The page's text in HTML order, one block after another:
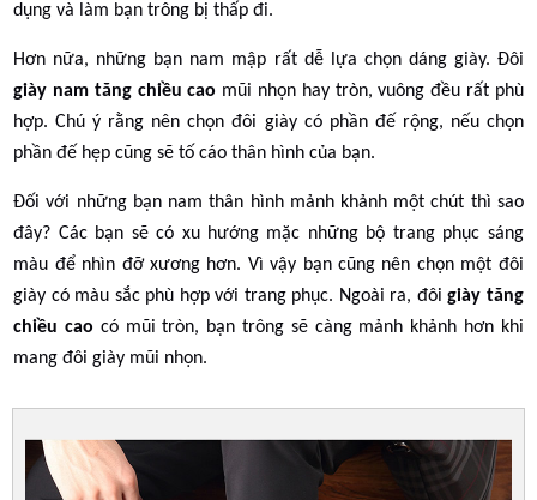
dụng và làm bạn trông bị thấp đi.
Hơn nữa, những bạn nam mập rất dễ lựa chọn dáng giày. Đôi
giày nam tăng chiều cao mũi nhọn hay tròn, vuông đều rất phù
hợp. Chú ý rằng nên chọn đôi giày có phần đế rộng, nếu chọn
phần đế hẹp cũng sẽ tố cáo thân hình của bạn.
Đối với những bạn nam thân hình mảnh khảnh một chút thì sao
đây? Các bạn sẽ có xu hướng mặc những bộ trang phục sáng
màu để nhìn đỡ xương hơn. Vì vậy bạn cũng nên chọn một đôi
giày có màu sắc phù hợp với trang phục. Ngoài ra, đôigiày tăng
chiều cao có mũi tròn, bạn trông sẽ càng mảnh khảnh hơn khi
mang đôi giày mũi nhọn.